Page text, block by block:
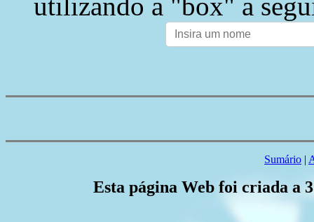
utilizando a "box" a
Sumário |
Esta página Web foi criada a